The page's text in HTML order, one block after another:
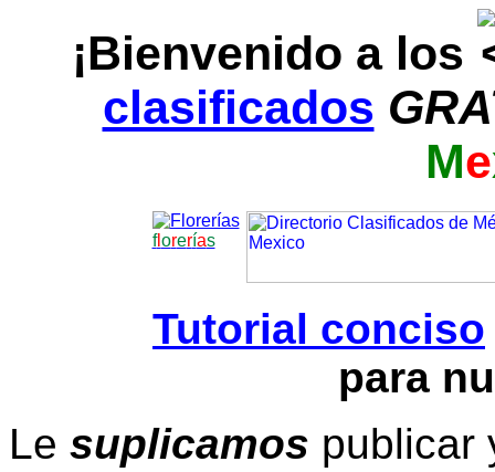
¡Bienvenido a los
clasificados
Me
florerías
Tutorial conciso
para
Le suplicamos publicar